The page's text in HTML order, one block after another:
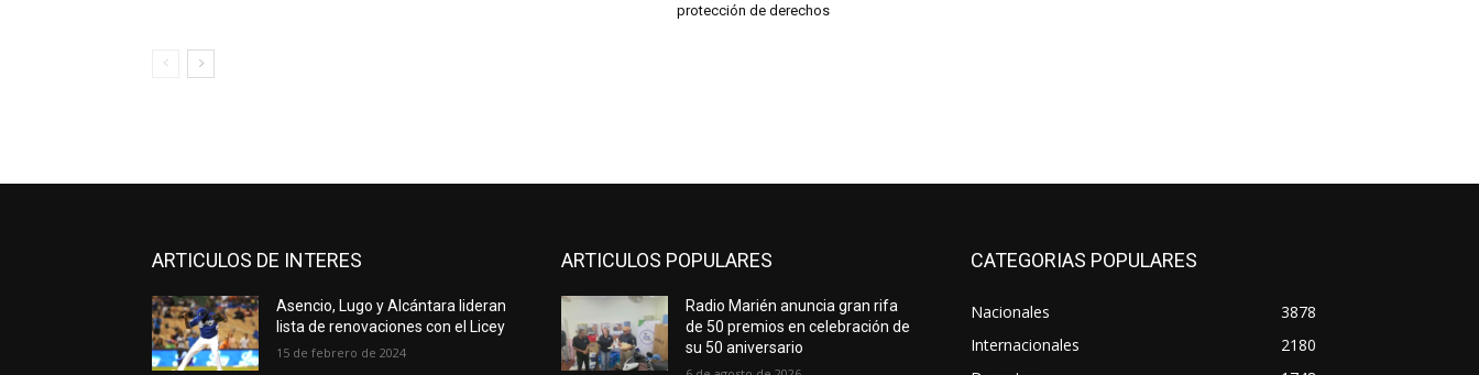
protección de derechos
ARTICULOS DE INTERES
Asencio, Lugo y Alcántara lideran
lista de renovaciones con el Licey
15 de febrero de 2024
ARTICULOS POPULARES
Radio Marién anuncia gran rifa
de 50 premios en celebración de
su 50 aniversario
CATEGORIAS POPULARES
Nacionales
3878
Internacionales
2180